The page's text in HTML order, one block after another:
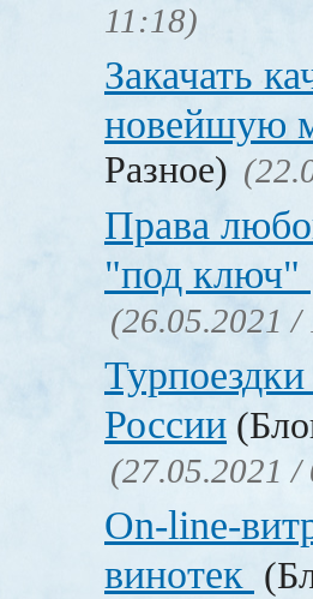
11:18)
Закачать
новейшую
Разное)
Права
"под ключ"
(26.05.2021 /
России
(27.05.2021 /
On-line-
винотек